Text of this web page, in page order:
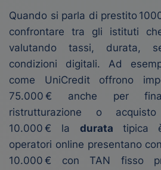
Quando si parla di prestito
confrontare tra gli istituti
valutando tassi, durata,
condizioni digitali. Ad
come UniCredit offrono
75.000 € anche per
ristrutturazione o
10.000 € la durata tipica
operatori online presentano
10.000 € con TAN fisso